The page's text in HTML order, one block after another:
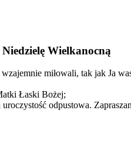
Wielkanocną
miłowali, tak jak Ja
Łaski Bożej;
odpustowa.